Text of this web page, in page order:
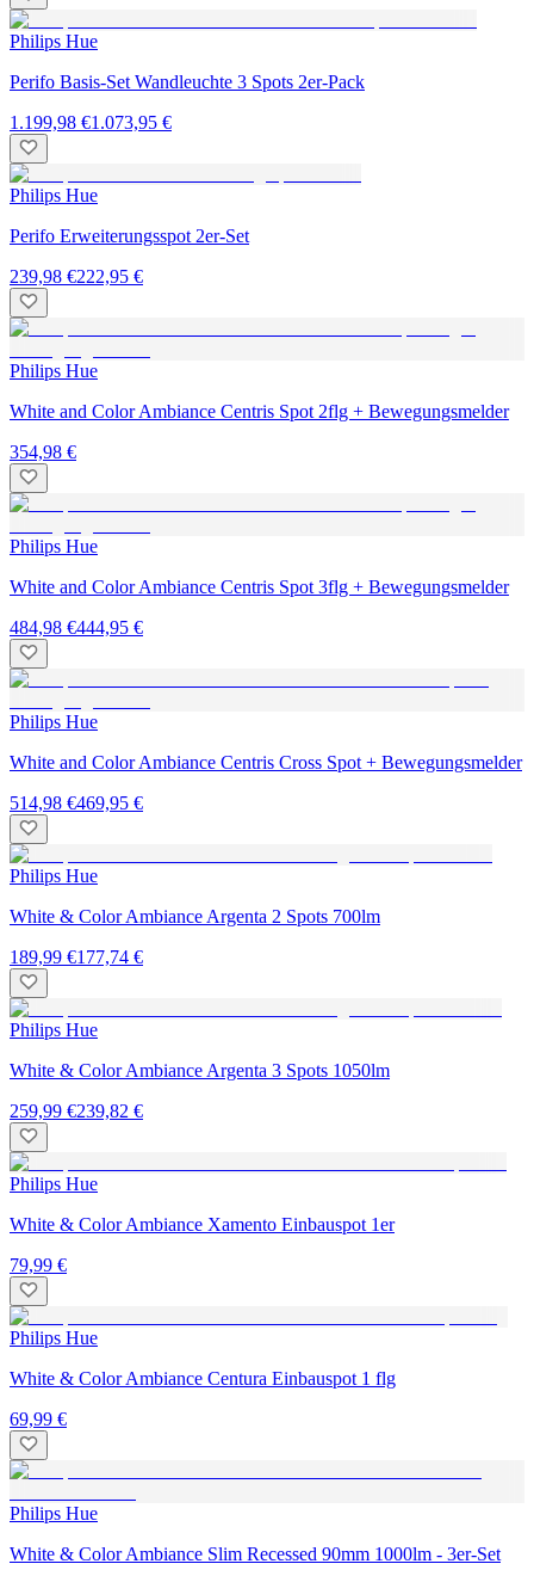
Philips Hue
Perifo Basis-Set Wandleuchte 3 Spots 2er-Pack
1.199,98 €1.073,95 €
Philips Hue
Perifo Erweiterungsspot 2er-Set
239,98 €222,95 €
Philips Hue
White and Color Ambiance Centris Spot 2flg + Bewegungsmelder
354,98 €
Philips Hue
White and Color Ambiance Centris Spot 3flg + Bewegungsmelder
484,98 €444,95 €
Philips Hue
White and Color Ambiance Centris Cross Spot + Bewegungsmelder
514,98 €469,95 €
Philips Hue
White & Color Ambiance Argenta 2 Spots 700lm
189,99 €177,74 €
Philips Hue
White & Color Ambiance Argenta 3 Spots 1050lm
259,99 €239,82 €
Philips Hue
White & Color Ambiance Xamento Einbauspot 1er
79,99 €
Philips Hue
White & Color Ambiance Centura Einbauspot 1 flg
69,99 €
Philips Hue
White & Color Ambiance Slim Recessed 90mm 1000lm - 3er-Set